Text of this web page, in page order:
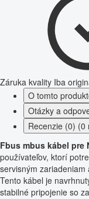
Záruka kvality Iba
O tomto
Otázky a
Recenzie (0) (0
Fbus mbus kábel pre
používateľov, ktorí
servisným
Tento kábel je
stabilné pripojenie so